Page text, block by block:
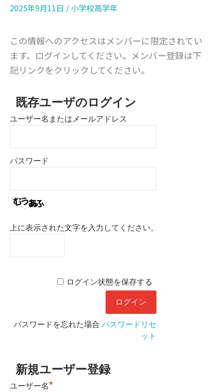
2025年9月11日 / 小学校高学年
この情報へのアクセスはメンバーに限定されてい
ます。ログインしてください。メンバー登録は下
記リンクをクリックしてください。
既存ユーザのログイン
ユーザー名またはメールアドレス
パスワード
上に表示された文字を入力してください。
ログイン状態を保存する
パスワードを忘れた場合 パスワードリセ
ット
新規ユーザー登録
ユーザー名*